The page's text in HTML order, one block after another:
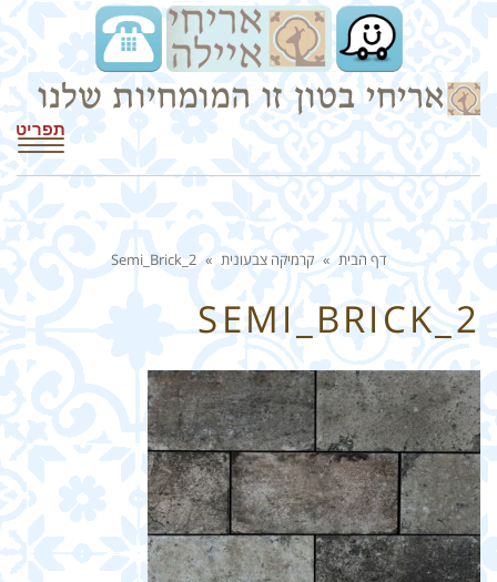
תפריט
דף הבית » קרמיקה צבעונית »
Semi_Brick_2
SEMI_BRICK_2